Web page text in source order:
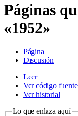
Páginas
«1952»
Página
Discusión
Leer
Ver código fuente
Ver historial
Lo que enlaza aquí